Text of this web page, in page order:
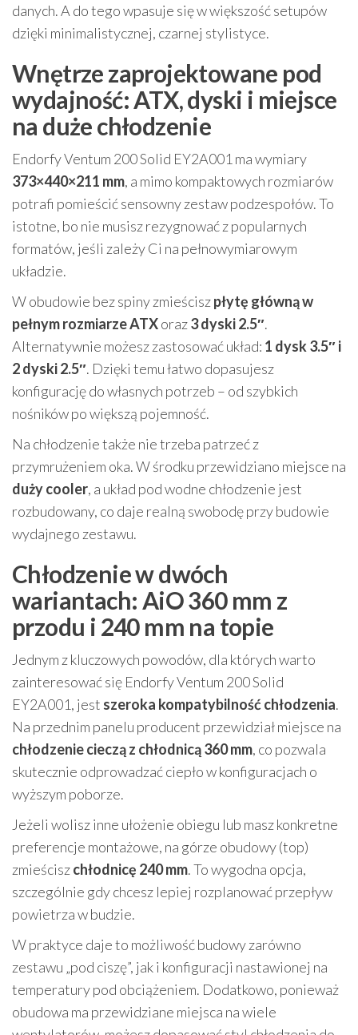
danych. A do tego wpasuje się w większość setupów
dzięki minimalistycznej, czarnej stylistyce.
Wnętrze zaprojektowane pod
wydajność: ATX, dyski i miejsce
na duże chłodzenie
Endorfy Ventum 200 Solid EY2A001 ma wymiary
373×440×211 mm, a mimo kompaktowych rozmiarów
potrafi pomieścić sensowny zestaw podzespołów. To
istotne, bo nie musisz rezygnować z popularnych
formatów, jeśli zależy Ci na pełnowymiarowym
układzie.
W obudowie bez spiny zmieściszpłytę główną w
pełnym rozmiarze ATXoraz3 dyski 2.5″.
Alternatywnie możesz zastosować układ: 1 dysk 3.5″ i
2 dyski 2.5″. Dzięki temu łatwo dopasujesz
konfigurację do własnych potrzeb – od szybkich
nośników po większą pojemność.
Na chłodzenie także nie trzeba patrzeć z
przymrużeniem oka. W środku przewidziano miejsce na
duży cooler, a układ pod wodne chłodzenie jest
rozbudowany, co daje realną swobodę przy budowie
wydajnego zestawu.
Chłodzenie w dwóch
wariantach: AiO 360 mm z
przodu i 240 mm na topie
Jednym z kluczowych powodów, dla których warto
zainteresować się Endorfy Ventum 200 Solid
EY2A001, jest szeroka kompatybilność chłodzenia.
Na przednim panelu producent przewidział miejsce na
chłodzenie cieczą z chłodnicą 360 mm, co pozwala
skutecznie odprowadzać ciepło w konfiguracjach o
wyższym poborze.
Jeżeli wolisz inne ułożenie obiegu lub masz konkretne
preferencje montażowe, na górze obudowy (top)
zmieściszchłodnicę 240 mm. To wygodna opcja,
szczególnie gdy chcesz lepiej rozplanować przepływ
powietrza w budzie.
W praktyce daje to możliwość budowy zarówno
zestawu „pod ciszę”, jak i konfiguracji nastawionej na
temperatury pod obciążeniem. Dodatkowo, ponieważ
obudowa ma przewidziane miejsca na wiele